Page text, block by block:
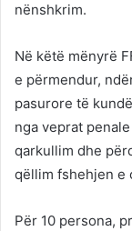
nënshkrim.
Në këtë mënyrë
e përmendur,
pasurore të
nga veprat
qarkullim dhe
qëllim fshehjen e
Për 10 persona,